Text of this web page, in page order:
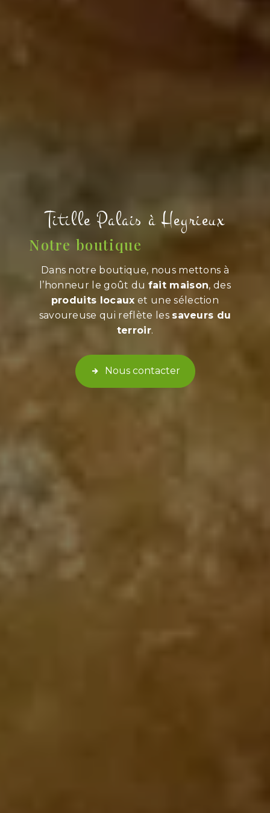
Titille Palais à Heyrieux
Notre boutique
Dans notre boutique, nous mettons à
l’honneur le goût du fait maison, des
produits locaux et une sélection
savoureuse qui reflète les saveurs du
terroir.
Nous contacter